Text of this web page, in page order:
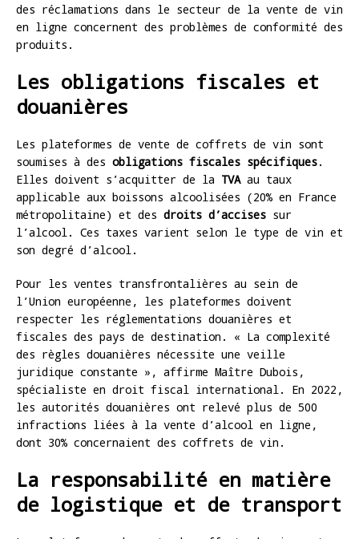
des réclamations dans le secteur de la vente de vin
en ligne concernent des problèmes de conformité des
produits.
Les obligations fiscales et
douanières
Les plateformes de vente de coffrets de vin sont
soumises à des obligations fiscales spécifiques.
Elles doivent s’acquitter de la TVAau taux
applicable aux boissons alcoolisées (20% en France
métropolitaine) et des droits d’accises sur
l’alcool. Ces taxes varient selon le type de vin et
son degré d’alcool.
Pour les ventes transfrontalières au sein de
l’Union européenne, les plateformes doivent
respecter les réglementations douanières et
fiscales des pays de destination. « La complexité
des règles douanières nécessite une veille
juridique constante », affirme Maître Dubois,
spécialiste en droit fiscal international. En 2022,
les autorités douanières ont relevé plus de 500
infractions liées à la vente d’alcool en ligne,
dont 30% concernaient des coffrets de vin.
La responsabilité en matière
de logistique et de transport